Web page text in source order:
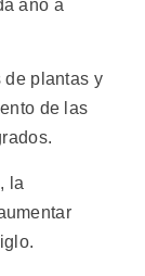
año a
de plantas y
de las
la